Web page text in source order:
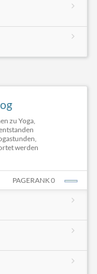
zu Yoga,
werden
PAGERANK 0